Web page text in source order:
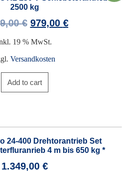
2500 kg
€ 979,00 €
19 % MwSt.
Versandkosten
Add to cart
24-400 Drehtorantrieb Set
4 m bis 650 kg *
1.349,00 €